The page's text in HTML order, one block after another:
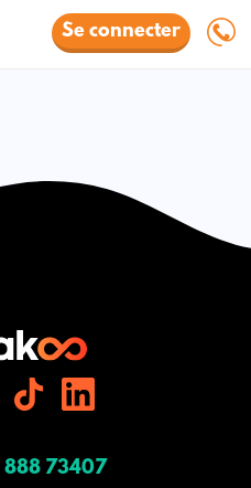
Se connecter
888 73407